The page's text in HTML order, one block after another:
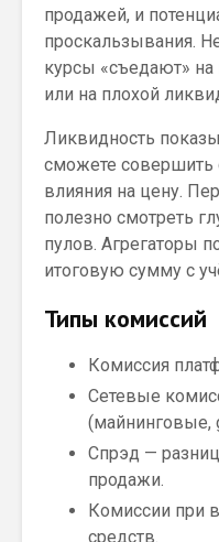
продажей, и
проскальзывания.
курсы «съедают»
или на плохой
Ликвидность
сможете совершить
влияния на цену.
полезно смотреть
пулов. Агрегаторы
итоговую сумму с
Типы комиссий
Комиссия
Сетевые
(майнинговые,
Спрэд —
продажи.
Комиссии при
средств.